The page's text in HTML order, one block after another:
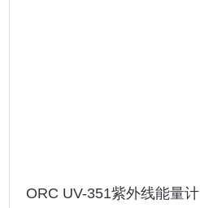
ORC UV-351紫外线能量计